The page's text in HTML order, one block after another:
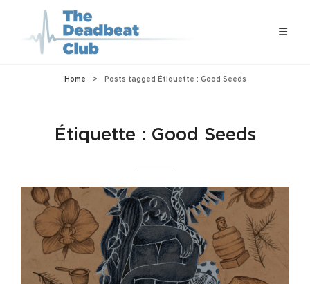
Home > Posts tagged Étiquette : Good Seeds
Étiquette : Good Seeds